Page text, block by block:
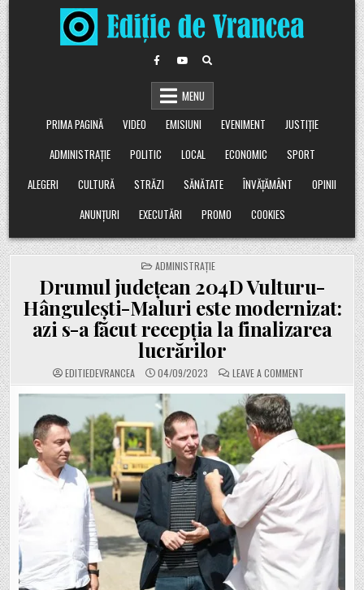
Skip
to
content
MENU
PRIMA PAGINĂ
VIDEO EMISIUNI EVENIMENT
JUSTIȚIE
ADMINISTRAȚIE
POLITIC LOCAL ECONOMIC
SPORT
ALEGERI
CULTURĂ STRĂZI SĂNĂTATE ÎNVĂȚĂMÂNT
OPINII
ANUNȚURI
EXECUTĂRI PROMO COOKIES
POSTED
IN
ADMINISTRAȚIE
Drumul județean 204D Vulturu-
Hânguleşti-Maluri este modernizat:
azi s-a făcut recepția la finalizarea
lucrărilor
EDITIEDEVRANCEA 04/09/2023 LEAVE A COMMENTON
DRUMUL
JUDEȚEAN
204D
VULTURU-
HÂNGULEŞTI-
MALURI
ESTE
MODERNIZAT:
AZI
FĂCUT
RECEPȚIA
FINALIZAREA
LUCRĂRILOR